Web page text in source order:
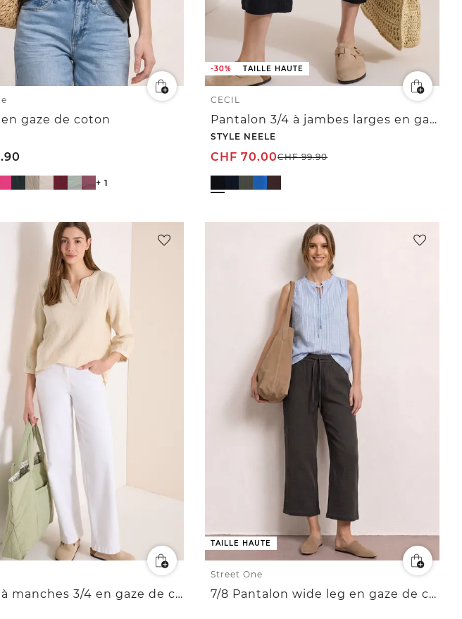
en gaze de coton
+ 1
-30% TAILLE HAUTE
CECIL
Pantalon 3/4 à jambes larges en gaze de coton
STYLE NEELE
CHF 70.00CHF99.90
Blouse à manches 3/4 en gaze de coton
TAILLE HAUTE
Street One
7/8 Pantalon wide leg en gaze de coton coupe décontractée